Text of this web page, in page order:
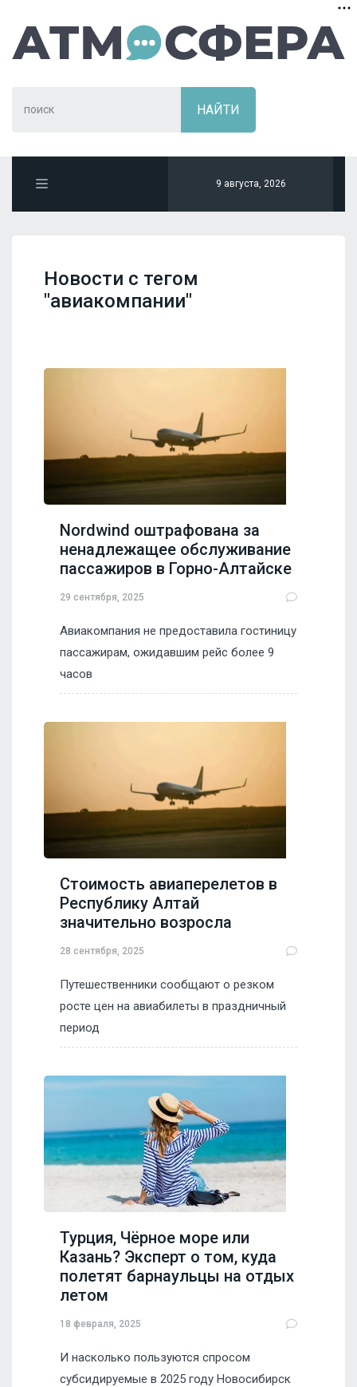
9 августа, 2026
Новости с тегом
"авиакомпании"
Nordwind оштрафована за
ненадлежащее обслуживание
пассажиров в Горно-Алтайске
29 сентября, 2025
Авиакомпания не предоставила гостиницу
пассажирам, ожидавшим рейс более 9
часов
Стоимость авиаперелетов в
Республику Алтай
значительно возросла
28 сентября, 2025
Путешественники сообщают о резком
росте цен на авиабилеты в праздничный
период
Турция, Чёрное море или
Казань? Эксперт о том, куда
полетят барнаульцы на отдых
летом
18 февраля, 2025
И насколько пользуются спросом
субсидируемые в 2025 году Новосибирск